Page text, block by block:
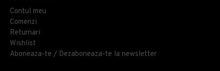
Contul meu
Comenzi
Returnari
Wishlist
Aboneaza-te / Dezaboneaza-te la newsletter